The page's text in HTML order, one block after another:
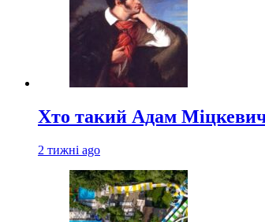
Хто такий Адам Міцкевич:
2 тижні ago